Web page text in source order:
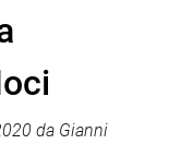
da Gianni